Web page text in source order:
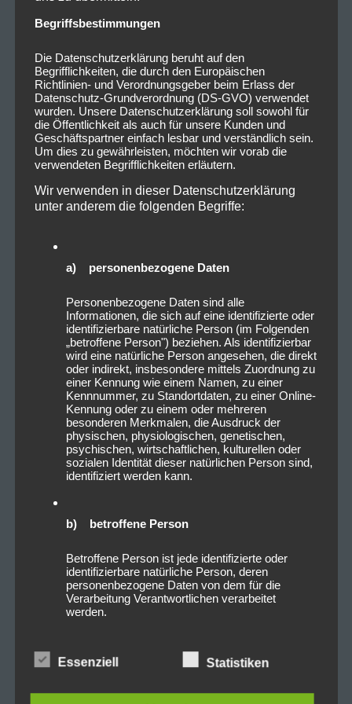
Begriffsbestimmungen
Die Datenschutzerklärung beruht auf den
Begrifflichkeiten, die durch den Europäischen
Richtlinien- und Verordnungsgeber beim Erlass der
Datenschutz-Grundverordnung (DS-GVO) verwendet
wurden. Unsere Datenschutzerklärung soll sowohl für
die Öffentlichkeit als auch für unsere Kunden und
Geschäftspartner einfach lesbar und verständlich sein.
Um dies zu gewährleisten, möchten wir vorab die
verwendeten Begrifflichkeiten erläutern.
Wir verwenden in dieser Datenschutzerklärung
unter anderem die folgenden Begriffe:
a) personenbezogene Daten
Personenbezogene Daten sind alle
Informationen, die sich auf eine identifizierte oder
identifizierbare natürliche Person (im Folgenden
„betroffene Person") beziehen. Als identifizierbar
wird eine natürliche Person angesehen, die direkt
oder indirekt, insbesondere mittels Zuordnung zu
einer Kennung wie einem Namen, zu einer
Kennnummer, zu Standortdaten, zu einer Online-
Kennung oder zu einem oder mehreren
besonderen Merkmalen, die Ausdruck der
physischen, physiologischen, genetischen,
psychischen, wirtschaftlichen, kulturellen oder
sozialen Identität dieser natürlichen Person sind,
identifiziert werden kann.
b) betroffene Person
Betroffene Person ist jede identifizierte oder
identifizierbare natürliche Person, deren
personenbezogene Daten von dem für die
Verarbeitung Verantwortlichen verarbeitet
werden.
c) Verarbeitung
Verarbeitung ist jeder mit oder ohne Hilfe
Essenziell Statistiken